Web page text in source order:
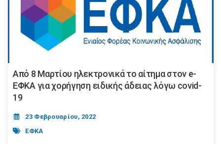
Από 8 Μαρτίου ηλεκτρονικά το αίτημα στον e-
ΕΦΚΑ για χορήγηση ειδικής άδειας λόγω covid-
19
23 Φεβρουαρίου, 2022
ΕΦΚΑ